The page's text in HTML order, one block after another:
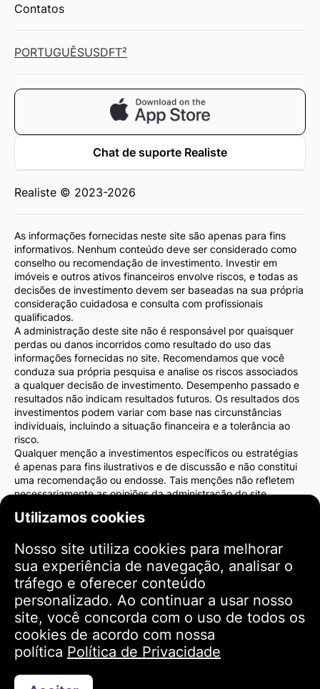
Utilizamos cookies
Nosso site utiliza cookies para melhorar
sua experiência de navegação, analisar o
tráfego e oferecer conteúdo
personalizado. Ao continuar a usar nosso
site, você concorda com o uso de todos os
cookies de acordo com nossa
política Política de Privacidade
Contatos
PORTUGUÊSUSDFT²
Chat de suporte Realiste
Realiste © 2023-2026
As informações fornecidas neste site são apenas para fins
informativos. Nenhum conteúdo deve ser considerado como
conselho ou recomendação de investimento. Investir em
imóveis e outros ativos financeiros envolve riscos, e todas as
decisões de investimento devem ser baseadas na sua própria
consideração cuidadosa e consulta com profissionais
qualificados.
A administração deste site não é responsável por quaisquer
perdas ou danos incorridos como resultado do uso das
informações fornecidas no site. Recomendamos que você
conduza sua própria pesquisa e analise os riscos associados
a qualquer decisão de investimento. Desempenho passado e
resultados não indicam resultados futuros. Os resultados dos
investimentos podem variar com base nas circunstâncias
individuais, incluindo a situação financeira e a tolerância ao
risco.
Qualquer menção a investimentos específicos ou estratégias
é apenas para fins ilustrativos e de discussão e não constitui
uma recomendação ou endosse. Tais menções não refletem
necessariamente as opiniões da administração do site.
financeiro ou advogado antes de tomar decisões de
investimento e pelos riscos associados a elas.
Ao usar este site, você concorda que a administração do site
não será responsável por quaisquer perdas ou danos diretos
ou indiretos resultantes do uso das informações fornecidas no
site.
Por favor, tenha cautela e cuidado ao tomar decisões de
investimento.
Termos de Uso